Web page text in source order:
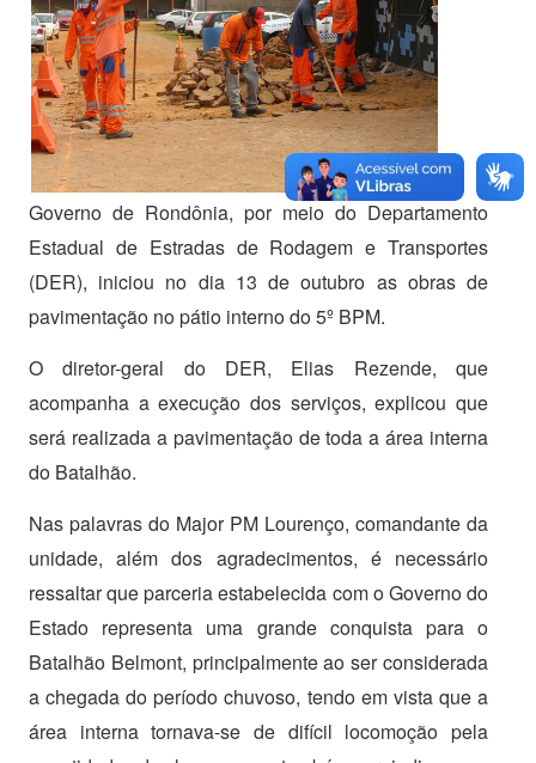
Governo de Rondônia, por meio do Departamento
Estadual de Estradas de Rodagem e Transportes
(DER), iniciou no dia 13 de outubro as obras de
pavimentação no pátio interno do 5º BPM.
O diretor-geral do DER, Elias Rezende, que
acompanha a execução dos serviços, explicou que
será realizada a pavimentação de toda a área interna
do Batalhão.
Nas palavras do Major PM Lourenço, comandante da
unidade, além dos agradecimentos, é necessário
ressaltar que parceria estabelecida com o Governo do
Estado representa uma grande conquista para o
Batalhão Belmont, principalmente ao ser considerada
a chegada do período chuvoso, tendo em vista que a
área interna tornava-se de difícil locomoção pela